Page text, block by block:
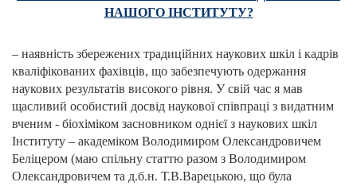
НАШОГО ІНСТИТУТУ?
– наявність збережених традиційних наукових шкіл і кадрів
кваліфікованих фахівців, що забезпечують одержання
наукових результатів високого рівня. У свій час я мав
щасливий особистий досвід наукової співпраці з видатним
вченим - біохіміком засновником однієї з наукових шкіл
Інституту – академіком Володимиром Олександровичем
Беліцером (маю спільну статтю разом з Володимиром
Олександровичем та д.б.н. Т.В.Варецькою, що була